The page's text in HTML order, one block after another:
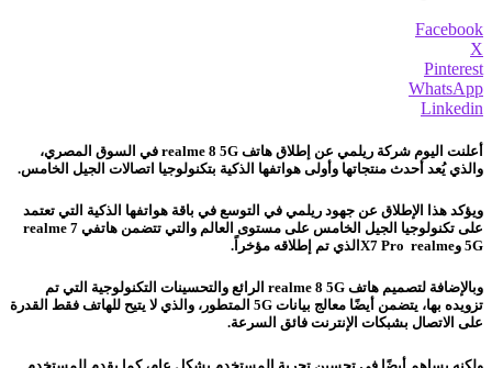
Facebook
X
Pinterest
WhatsApp
Linkedin
أعلنت اليوم شركة ريلمي عن إطلاق هاتف realme 8 5G في السوق المصري،
والذي يُعد أحدث منتجاتها وأولى هواتفها الذكية بتكنولوجيا اتصالات الجيل الخامس.
ويؤكد هذا الإطلاق عن جهود ريلمي في التوسع في باقة هواتفها الذكية التي تعتمد
على تكنولوجيا الجيل الخامس على مستوى العالم
والتي تتضمن هاتفي realme 7
5G وX7 Pro realmeالذي تم إطلاقه مؤخراً.
وبالإضافة لتصميم هاتف realme 8 5G الرائع والتحسينات التكنولوجية التي تم
تزويده بها، يتضمن أيضًا معالج بيانات 5G المتطور، والذي لا يتيح للهاتف فقط القدرة
على الاتصال بشبكات الإنترنت فائق السرعة.
ولكنه يساهم أيضًا في تحسين تجربة المستخدم بشكل عام، كما يقدم للمستخدم